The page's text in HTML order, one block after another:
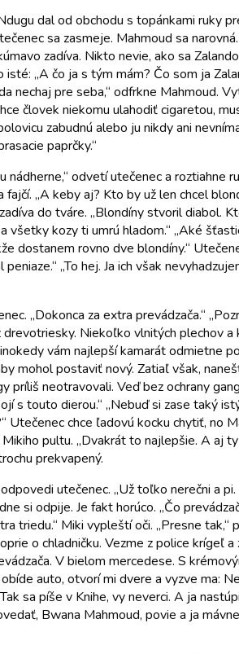
dal od obchodu s topánkami ruky
sa zasmeje. Mahmoud sa
zadíva. Nikto nevie, ako sa
„A čo ja s tým mám? Čo som ja
pre seba,“ odfrkne Mahmoud.
človek niekomu ulahodiť cigaretou,
zabudnú alebo ju nikdy ani
paprčky.“
nádherne,“ odvetí utečenec a roztiahne
„A keby aj? Kto by už len chcel
do tváre. „Blondíny stvoril diabol.
kozy ti umrú hladom.“ „Aké
dostanem rovno dve blondíny.“
„To hej. Ja ich však
„Dokonca za extra prevádzača.“
Niekoľko vlnitých plechov
vám najlepší kamarát odmietne
mohol postaviť nový. Zatiaľ však,
neotravovali. Veď bez ochrany
s touto dierou.“ „Nebuď si zase taký
chce ľadovú kocku chytiť, no
pultu. „Dvakrát to najlepšie. A aj
prekvapený.
utečenec. „Už toľko nerečni a
si odpije. Je fakt horúco. „Čo
triedu.“ Miki vypleští oči. „Presne
o chladničku. Vezme z police krígeľ
V bielom mercedese. S
auto, otvorí mi dvere a vyzve ma:
sa píše v Knihe, vy neverci. A ja
Bwana Mahmoud, povie a ja